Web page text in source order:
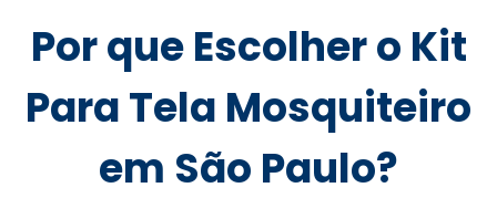
Por que Escolher o Kit
Para Tela Mosquiteiro
em São Paulo?